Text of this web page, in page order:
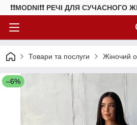
❗❗MODNI❗❗ РЕЧІ ДЛЯ СУЧАСНОГО
Товари та послуги Жіночий
–6%